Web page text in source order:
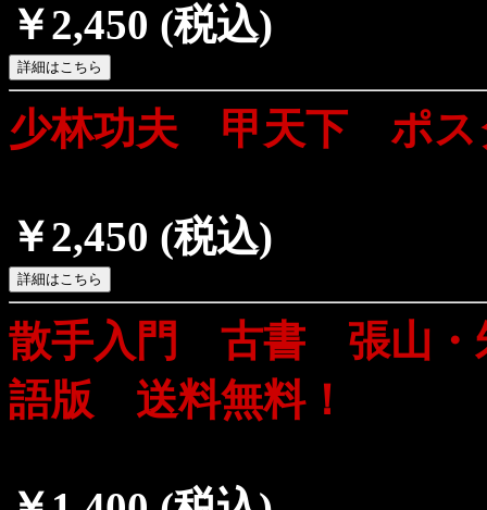
￥2,450 (税込)
少林功夫 甲天下 ポ
￥2,450 (税込)
散手入門 古書 張山・
語版 送料無料！